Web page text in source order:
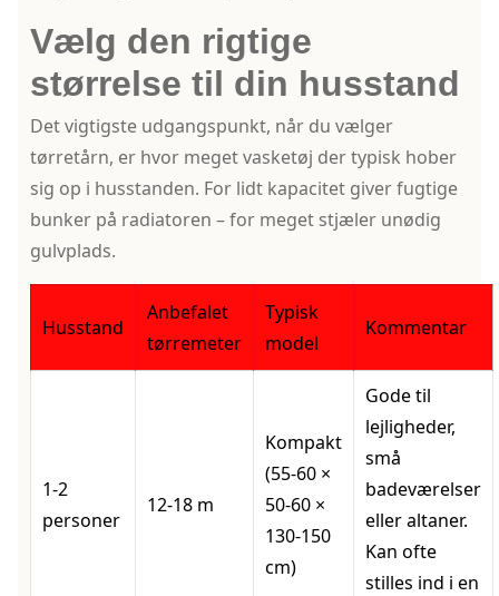
Vælg den rigtige
størrelse til din husstand
Det vigtigste udgangspunkt, når du vælger
tørretårn, er hvor meget vasketøj der typisk hober
sig op i husstanden. For lidt kapacitet giver fugtige
bunker på radiatoren – for meget stjæler unødig
gulvplads.
Husstand
Anbefalet
tørremeter
Typisk
model
Kommentar
1-2
personer
12-18 m
Kompakt
(55-60 ×
50-60 ×
130-150
cm)
Gode til
lejligheder,
små
badeværelser
eller altaner.
Kan ofte
stilles ind i en